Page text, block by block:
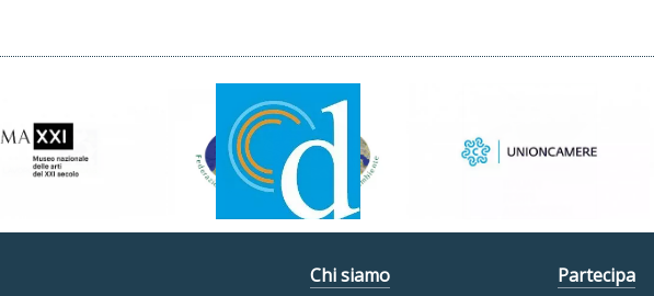
Chi siamo Partecipa